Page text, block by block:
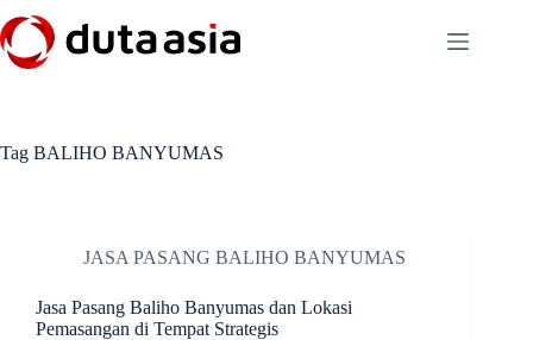
to
content
Tag BALIHO BANYUMAS
JASA PASANG BALIHO BANYUMAS
Jasa Pasang Baliho Banyumas dan Lokasi
Pemasangan di Tempat Strategis